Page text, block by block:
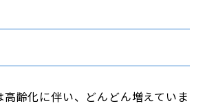
齢化に伴い、どんどん増えていま